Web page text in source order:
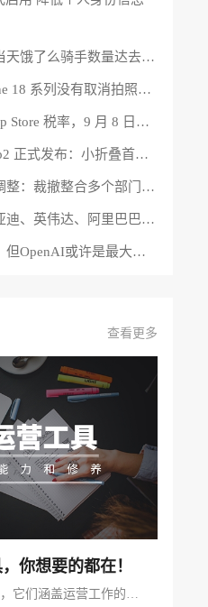
淘宝闪购：立秋当天饿了么骑手数量达去年同期 3.5 倍，平均收入 1.4 倍
消息称苹果 iPhone 18 系列没有取消拍照按键，改用纯压感方案
苹果调整全球 App Store 税率，9 月 8 日部分地区应用价格将上涨
荣耀 Magic V Flip2 正式发布：小折叠首款 2 亿 AI 超清主摄，5499 元起
华为云架构被曝调整：裁撤整合多个部门，目标今年盈利
华为、小米、比亚迪、英伟达、阿里巴巴、游戏科学、DeepSeek、宇树科技等入选 MIT 科技评论 2025 年度“50 家聪明公司”
奥特曼警惕泡沫，但OpenAI或许是最大泡沫
查看更多
你想要的都在！